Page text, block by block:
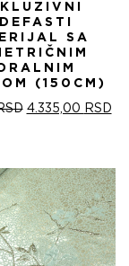
SA
(150CM)
ОРИГИНАЛНА
5.100,00 RSD.
4.335,00 RSD